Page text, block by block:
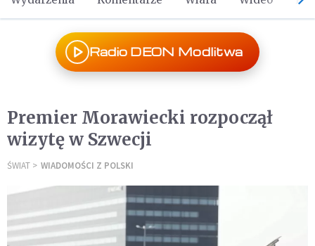
Radio DEON Modlitwa
Premier Morawiecki rozpoczął
wizytę w Szwecji
ŚWIAT WIADOMOŚCI Z POLSKI